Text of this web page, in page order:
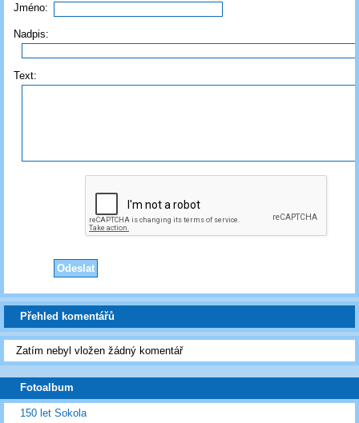
Jméno:
Nadpis:
Text:
Přehled komentářů
Zatím nebyl vložen žádný komentář
Fotoalbum
150 let Sokola